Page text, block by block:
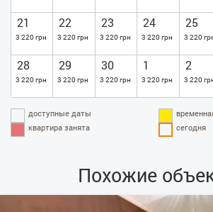
21
3 220 грн
22
3 220 грн
23
3 220 грн
24
3 220 грн
25
3 220
28
3 220 грн
29
3 220 грн
30
3 220 грн
1
3 220 грн
2
3 220
доступные даты
квартира занята
сегодня
Похожие